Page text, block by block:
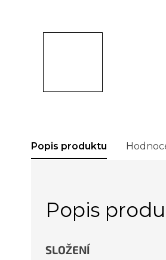
Popis produktu
Popis
SLOŽENÍ